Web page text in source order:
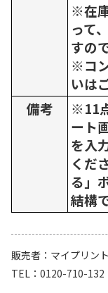
※在
って
すの
※コ
いは
備考
※11
ート
を入
くだ
る」
結構
販売者
マイプリン
TEL
0120-710-132